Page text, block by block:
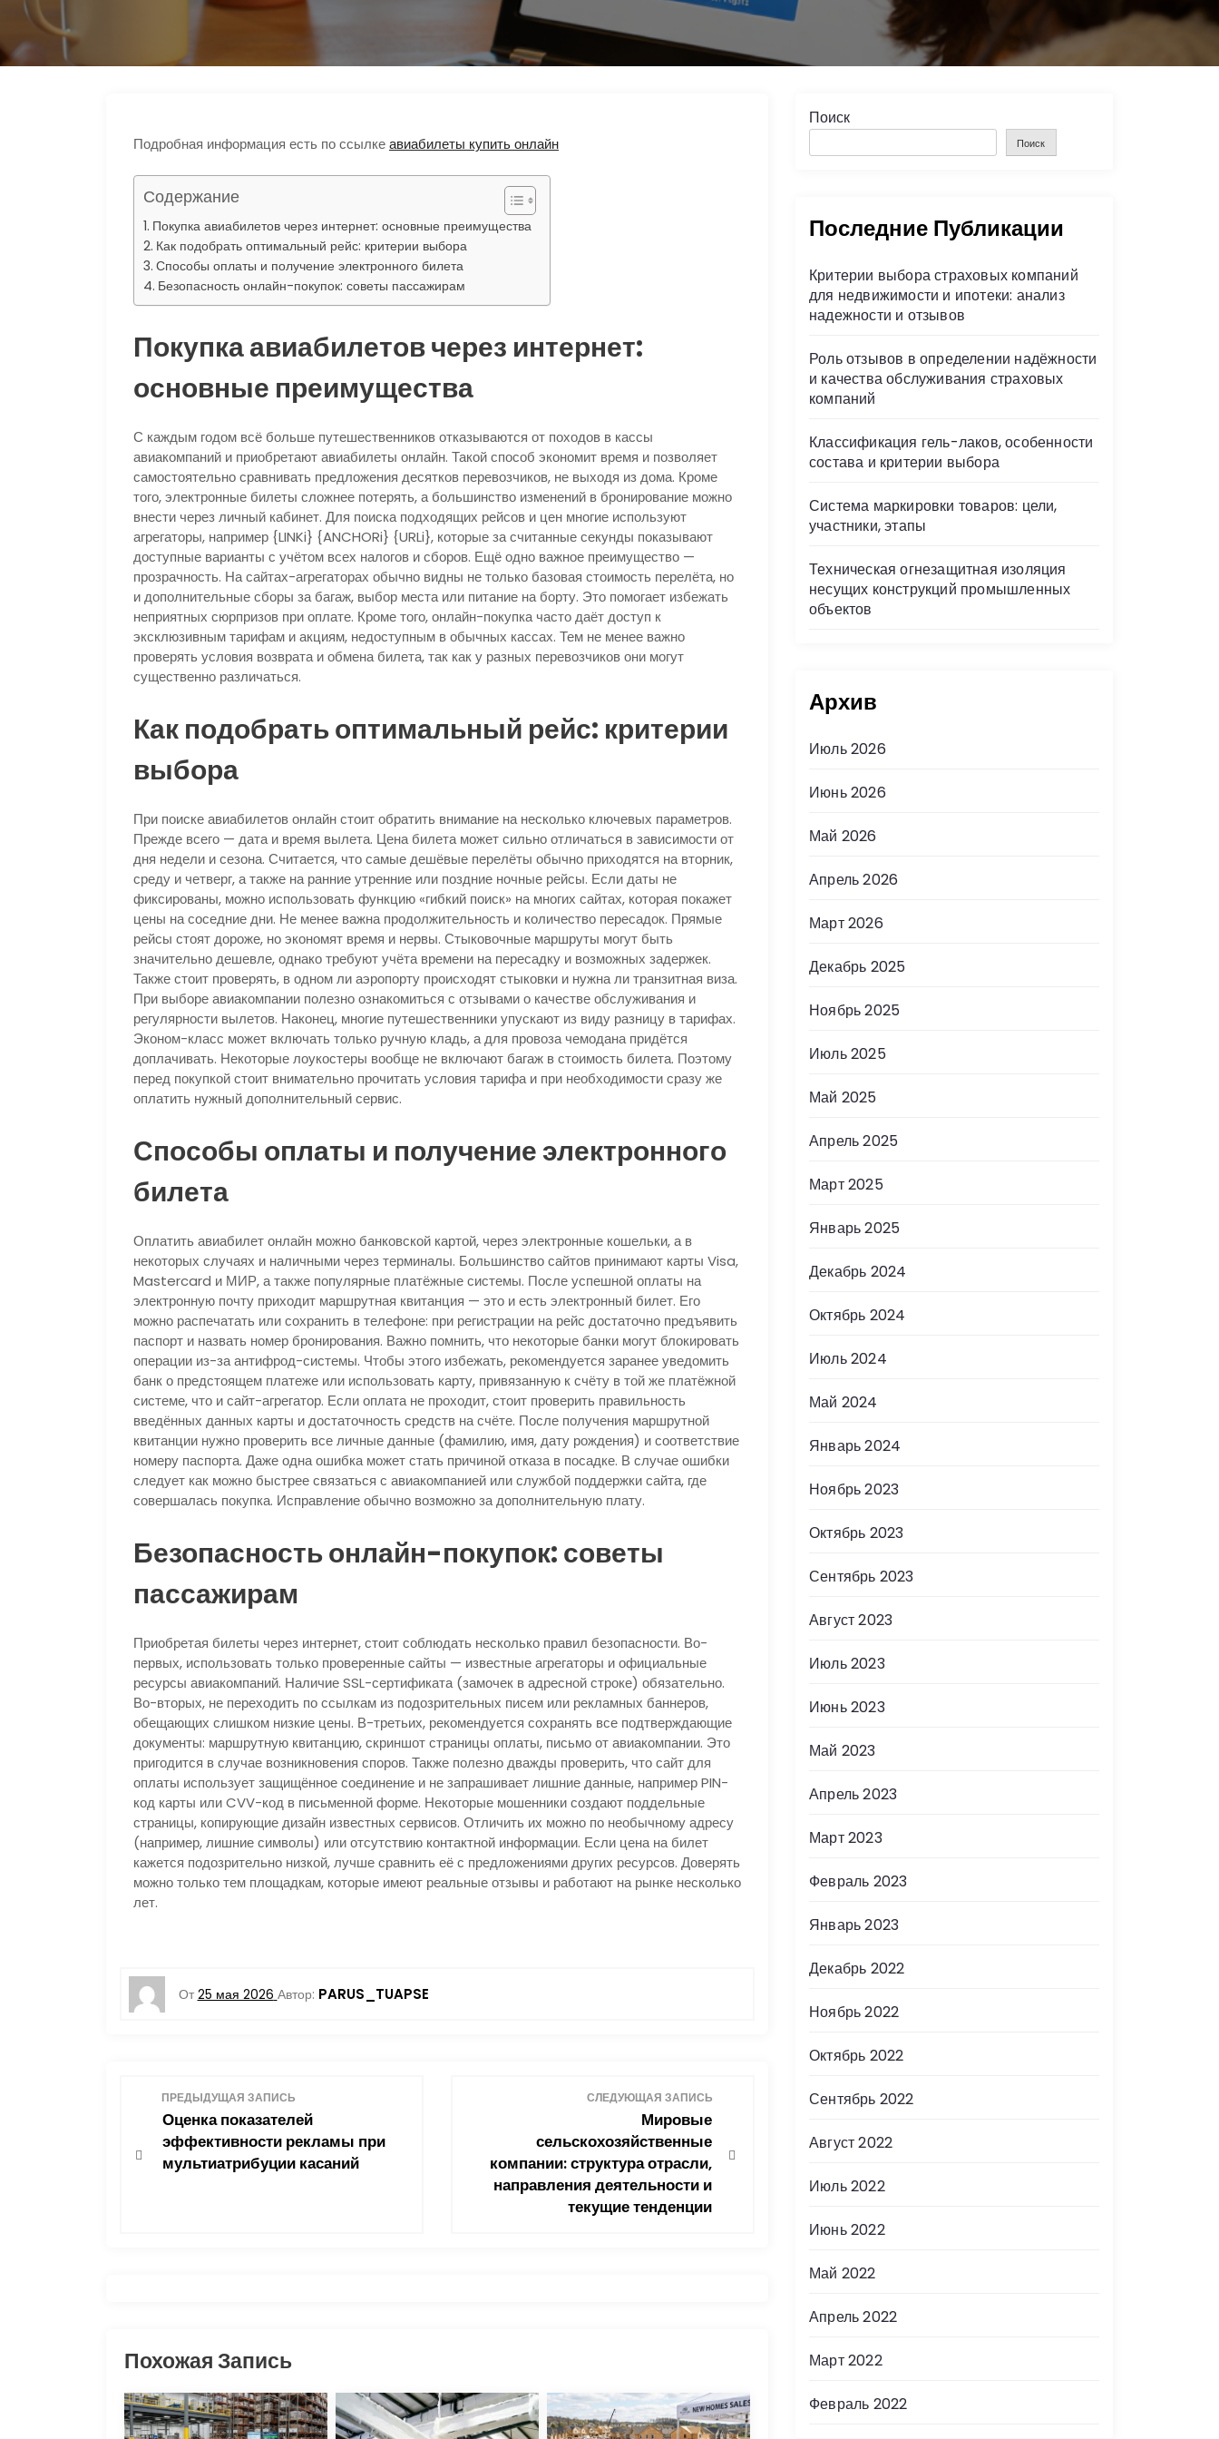
Подробная информация есть по ссылкеавиабилеты купить онлайн
Содержание
Покупка авиабилетов через интернет: основные преимущества
Как подобрать оптимальный рейс: критерии выбора
Способы оплаты и получение электронного билета
Безопасность онлайн-покупок: советы пассажирам
Покупка авиабилетов через интернет:
основные преимущества
С каждым годом всё больше путешественников отказываются от походов в кассы
авиакомпаний и приобретают авиабилеты онлайн. Такой способ экономит время и позволяет
самостоятельно сравнивать предложения десятков перевозчиков, не выходя из дома. Кроме
того, электронные билеты сложнее потерять, а большинство изменений в бронирование можно
внести через личный кабинет. Для поиска подходящих рейсов и цен многие используют
агрегаторы, например {LINKi} {ANCHORi} {URLi}, которые за считанные секунды показывают
доступные варианты с учётом всех налогов и сборов. Ещё одно важное преимущество —
прозрачность. На сайтах-агрегаторах обычно видны не только базовая стоимость перелёта, но
и дополнительные сборы за багаж, выбор места или питание на борту. Это помогает избежать
неприятных сюрпризов при оплате. Кроме того, онлайн-покупка часто даёт доступ к
эксклюзивным тарифам и акциям, недоступным в обычных кассах. Тем не менее важно
проверять условия возврата и обмена билета, так как у разных перевозчиков они могут
существенно различаться.
Как подобрать оптимальный рейс: критерии
выбора
При поиске авиабилетов онлайн стоит обратить внимание на несколько ключевых параметров.
Прежде всего — дата и время вылета. Цена билета может сильно отличаться в зависимости от
дня недели и сезона. Считается, что самые дешёвые перелёты обычно приходятся на вторник,
среду и четверг, а также на ранние утренние или поздние ночные рейсы. Если даты не
фиксированы, можно использовать функцию «гибкий поиск» на многих сайтах, которая покажет
цены на соседние дни. Не менее важна продолжительность и количество пересадок. Прямые
рейсы стоят дороже, но экономят время и нервы. Стыковочные маршруты могут быть
значительно дешевле, однако требуют учёта времени на пересадку и возможных задержек.
Также стоит проверять, в одном ли аэропорту происходят стыковки и нужна ли транзитная виза.
При выборе авиакомпании полезно ознакомиться с отзывами о качестве обслуживания и
регулярности вылетов. Наконец, многие путешественники упускают из виду разницу в тарифах.
Эконом-класс может включать только ручную кладь, а для провоза чемодана придётся
доплачивать. Некоторые лоукостеры вообще не включают багаж в стоимость билета. Поэтому
перед покупкой стоит внимательно прочитать условия тарифа и при необходимости сразу же
оплатить нужный дополнительный сервис.
Способы оплаты и получение электронного
билета
Оплатить авиабилет онлайн можно банковской картой, через электронные кошельки, а в
некоторых случаях и наличными через терминалы. Большинство сайтов принимают карты Visa,
Mastercard и МИР, а также популярные платёжные системы. После успешной оплаты на
электронную почту приходит маршрутная квитанция — это и есть электронный билет. Его
можно распечатать или сохранить в телефоне: при регистрации на рейс достаточно предъявить
паспорт и назвать номер бронирования. Важно помнить, что некоторые банки могут блокировать
операции из-за антифрод-системы. Чтобы этого избежать, рекомендуется заранее уведомить
банк о предстоящем платеже или использовать карту, привязанную к счёту в той же платёжной
системе, что и сайт-агрегатор. Если оплата не проходит, стоит проверить правильность
введённых данных карты и достаточность средств на счёте. После получения маршрутной
квитанции нужно проверить все личные данные (фамилию, имя, дату рождения) и соответствие
номеру паспорта. Даже одна ошибка может стать причиной отказа в посадке. В случае ошибки
следует как можно быстрее связаться с авиакомпанией или службой поддержки сайта, где
совершалась покупка. Исправление обычно возможно за дополнительную плату.
Безопасность онлайн-покупок: советы
пассажирам
Приобретая билеты через интернет, стоит соблюдать несколько правил безопасности. Во-
первых, использовать только проверенные сайты — известные агрегаторы и официальные
ресурсы авиакомпаний. Наличие SSL-сертификата (замочек в адресной строке) обязательно.
Во-вторых, не переходить по ссылкам из подозрительных писем или рекламных баннеров,
обещающих слишком низкие цены. В-третьих, рекомендуется сохранять все подтверждающие
документы: маршрутную квитанцию, скриншот страницы оплаты, письмо от авиакомпании. Это
пригодится в случае возникновения споров. Также полезно дважды проверить, что сайт для
оплаты использует защищённое соединение и не запрашивает лишние данные, например PIN-
код карты или CVV-код в письменной форме. Некоторые мошенники создают поддельные
страницы, копирующие дизайн известных сервисов. Отличить их можно по необычному адресу
(например, лишние символы) или отсутствию контактной информации. Если цена на билет
кажется подозрительно низкой, лучше сравнить её с предложениями других ресурсов. Доверять
можно только тем площадкам, которые имеют реальные отзывы и работают на рынке несколько
лет.
От 25 мая 2026 Автор: PARUS_TUAPSE
и
я
ПРЕДЫДУЩАЯ ЗАПИСЬ
Оценка показателей
эффективности рекламы при
мультиатрибуции касаний
СЛЕДУЮЩАЯ ЗАПИСЬ
Мировые
сельскохозяйственные
компании: структура отрасли,
направления деятельности и
текущие тенденции
Похожая Запись
Поиск
Поиск
Последние Публикации
Критерии выбора страховых компаний
для недвижимости и ипотеки: анализ
надежности и отзывов
Роль отзывов в определении надёжности
и качества обслуживания страховых
компаний
Классификация гель-лаков, особенности
состава и критерии выбора
Система маркировки товаров: цели,
участники, этапы
Техническая огнезащитная изоляция
несущих конструкций промышленных
объектов
Архив
Июль 2026
Июнь 2026
Май 2026
Апрель 2026
Март 2026
Декабрь 2025
Ноябрь 2025
Июль 2025
Май 2025
Апрель 2025
Март 2025
Январь 2025
Декабрь 2024
Октябрь 2024
Июль 2024
Май 2024
Январь 2024
Ноябрь 2023
Октябрь 2023
Сентябрь 2023
Август 2023
Июль 2023
Июнь 2023
Май 2023
Апрель 2023
Март 2023
Февраль 2023
Январь 2023
Декабрь 2022
Ноябрь 2022
Октябрь 2022
Сентябрь 2022
Август 2022
Июль 2022
Июнь 2022
Май 2022
Апрель 2022
Март 2022
Февраль 2022
irа